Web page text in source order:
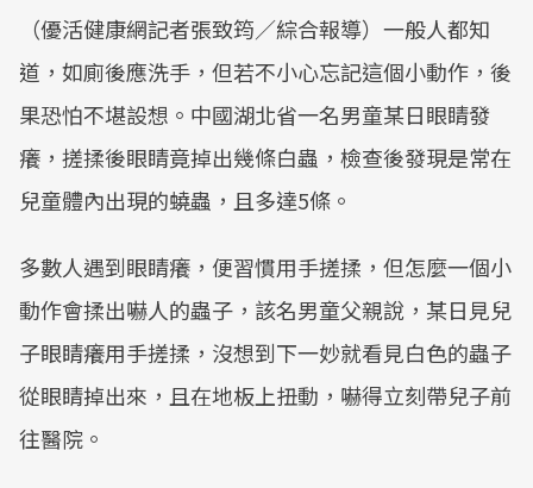
（優活健康網記者張致筠／綜合報導）一般人都知
道，如廁後應洗手，但若不小心忘記這個小動作，後
果恐怕不堪設想。中國湖北省一名男童某日眼睛發
癢，搓揉後眼睛竟掉出幾條白蟲，檢查後發現是常在
兒童體內出現的蟯蟲，且多達5條。
多數人遇到眼睛癢，便習慣用手搓揉，但怎麼一個小
動作會揉出嚇人的蟲子，該名男童父親說，某日見兒
子眼睛癢用手搓揉，沒想到下一妙就看見白色的蟲子
從眼睛掉出來，且在地板上扭動，嚇得立刻帶兒子前
往醫院。